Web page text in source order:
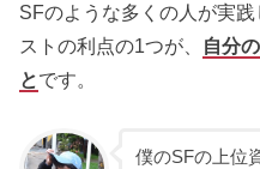
SFのような多くの人が実
ストの利点の1つが、 自分
とです。
僕のSFの上位